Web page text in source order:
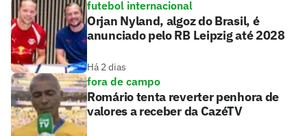
futebol internacional
Orjan Nyland, algoz do Brasil, é
anunciado pelo RB Leipzig até 2028
Há 2 dias
fora de campo
Romário tenta reverter penhora de
valores a receber da CazéTV